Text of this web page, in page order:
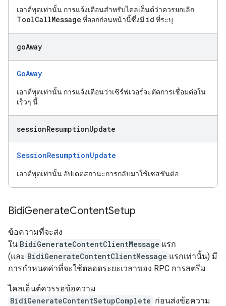
เอาต์พุตเท่านั้น การแจ้งเตือนสำหรับไคลเอ็นต์ว่าควรยกเลิก
ToolCallMessage ที่ออกก่อนหน้านี้ซึ่งมี id ที่ระบุ
goAway
GoAway
เอาต์พุตเท่านั้น การแจ้งเตือนว่าเซิร์ฟเวอร์จะตัดการเชื่อมต่อใน
เร็วๆ นี้
sessionResumptionUpdate
SessionResumptionUpdate
เอาต์พุตเท่านั้น อัปเดตสถานะการกลับมาใช้เซสชันต่อ
BidiGenerateContentSetup
ข้อความที่จะส่ง
ใน BidiGenerateContentClientMessage แรก
(และ BidiGenerateContentClientMessage แรกเท่านั้น) มี
การกำหนดค่าที่จะใช้ตลอดระยะเวลาของ RPC การสตรีม
ไคลเอ็นต์ควรรอข้อความ
BidiGenerateContentSetupComplete ก่อนส่งข้อความ